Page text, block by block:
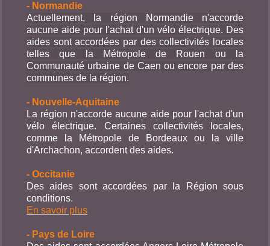
- Normandie
Actuellement, la région Normandie n'accorde
aucune aide pour l'achat d'un vélo électrique. Des
aides sont accordées par des collectivités locales
telles que la Métropole de Rouen ou la
Communauté urbaine de Caen ou encore par des
communes de la région.
- Nouvelle-Aquitaine
La région n'accorde aucune aide pour l'achat d'un
vélo électrique. Certaines collectivités locales,
comme la Métropole de Bordeaux ou la ville
d'Archachon, accordent des aides.
- Occitanie
Des aides sont accordées par la Région sous
conditions.
En savoir plus
- Pays de Loire